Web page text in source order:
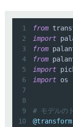
1 from
2
import
3
from
4
from
5
import
6
import
7
8
9
# モデルの
10
@transform